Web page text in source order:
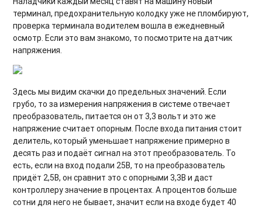
терминал, предохранительную колодку уже не пломбируют,
проверка терминала водителем вошла в ежедневный
осмотр. Если это вам знакомо, то посмотрите на датчик
напряжения.
Здесь мы видим скачки до предельных значений. Если
грубо, то за измерения напряжения в системе отвечает
преобразователь, питается он от 3,3 вольт и это же
напряжение считает опорным. После входа питания стоит
делитель, который уменьшает напряжение примерно в
десять раз и подаёт сигнал на этот преобразователь. То
есть, если на вход подали 25В, то на преобразователь
придёт 2,5В, он сравнит это с опорными 3,3В и даст
контроллеру значение в процентах. А процентов больше
сотни для него не бывает, значит если на входе будет 40